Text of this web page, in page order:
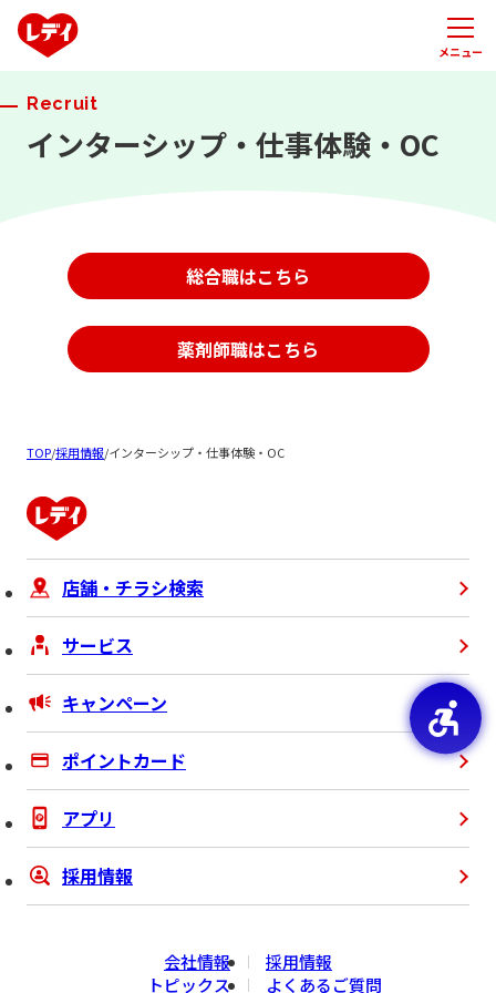
メニュー
Recruit
インターシップ・仕事体験・OC
総合職はこちら
薬剤師職はこちら
TOP/採用情報/インターシップ・仕事体験・OC
店舗・チラシ検索
サービス
キャンペーン
ポイントカード
アプリ
採用情報
会社情報
採用情報
トピックス
よくあるご質問